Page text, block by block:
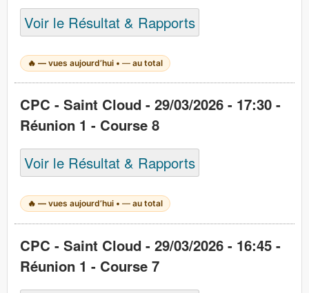
Voir le Résultat & Rapports
🔥— vues aujourd’hui •— au total
CPC - Saint Cloud - 29/03/2026 - 17:30 -
Réunion 1 - Course 8
Voir le Résultat & Rapports
🔥— vues aujourd’hui •— au total
CPC - Saint Cloud - 29/03/2026 - 16:45 -
Réunion 1 - Course 7